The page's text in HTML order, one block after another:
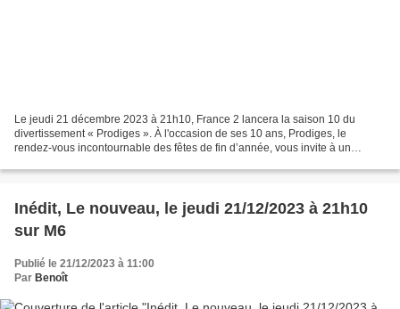
Le jeudi 21 décembre 2023 à 21h10, France 2 lancera la saison 10 du
divertissement « Prodiges ». À l'occasion de ses 10 ans, Prodiges, le
rendez-vous incontournable des fêtes de fin d’année, vous invite à un
Inédit, Le nouveau, le jeudi 21/12/2023 à 21h10
sur M6
Publié le 21/12/2023 à 11:00
Par Benoît